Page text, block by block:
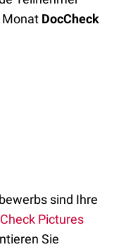
Monat DocCheck
sind Ihre
Pictures
Sie